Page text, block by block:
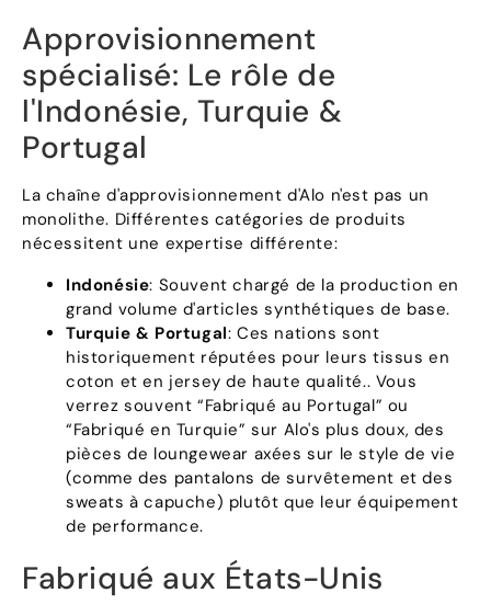
Approvisionnement
spécialisé: Le rôle de
l'Indonésie, Turquie &
Portugal
La chaîne d'approvisionnement d'Alo n'est pas un
monolithe. Différentes catégories de produits
nécessitent une expertise différente:
Indonésie: Souvent chargé de la production en
grand volume d'articles synthétiques de base.
Turquie & Portugal: Ces nations sont
historiquement réputées pour leurs tissus en
coton et en jersey de haute qualité.. Vous
verrez souvent “Fabriqué au Portugal” ou
“Fabriqué en Turquie” sur Alo's plus doux, des
pièces de loungewear axées sur le style de vie
(comme des pantalons de survêtement et des
sweats à capuche) plutôt que leur équipement
de performance.
Fabriqué aux États-Unis